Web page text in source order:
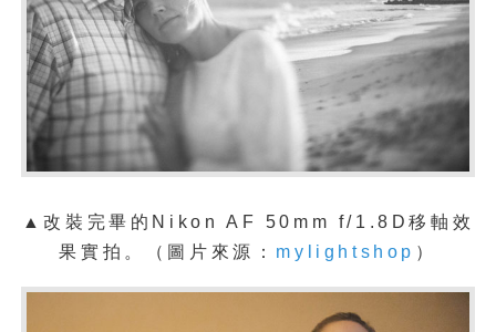
▲改裝完畢的Nikon AF 50mm f/1.8D移軸效
果 實拍。 （圖片來源： mylightshop ）